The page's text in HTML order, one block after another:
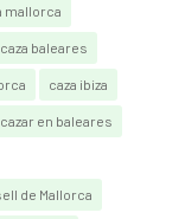
mallorca
caza baleares
caza ibiza
cazar en baleares
de Mallorca